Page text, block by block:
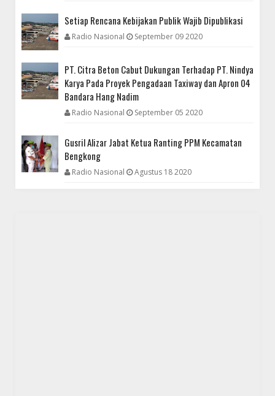
Setiap Rencana Kebijakan Publik Wajib Dipublikasi
Radio Nasional September 09 2020
PT. Citra Beton Cabut Dukungan Terhadap PT. Nindya
Karya Pada Proyek Pengadaan Taxiway dan Apron 04
Bandara Hang Nadim
Radio Nasional September 05 2020
Gusril Alizar Jabat Ketua Ranting PPM Kecamatan
Bengkong
Radio Nasional Agustus 18 2020